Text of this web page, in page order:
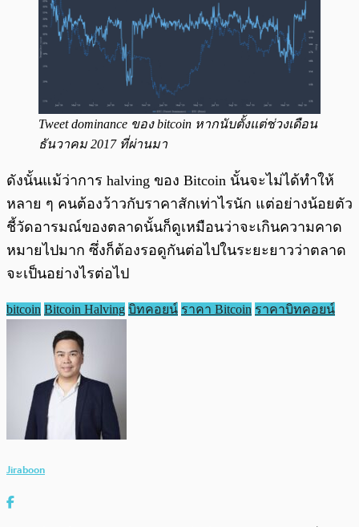
Tweet dominance ของ bitcoin หากนับตั้งแต่ช่วงเดือน
ธันวาคม 2017 ที่ผ่านมา
ดังนั้นแม้ว่าการ halving ของ Bitcoin นั้นจะไม่ได้ทำให้
หลาย ๆ คนต้องว้าวกับราคาสักเท่าไรนัก แต่อย่างน้อยตัว
ชี้วัดอารมณ์ของตลาดนั้นก็ดูเหมือนว่าจะเกินความคาด
หมายไปมาก ซึ่งก็ต้องรอดูกันต่อไปในระยะยาวว่าตลาด
จะเป็นอย่างไรต่อไป
bitcoin Bitcoin Halving บิทคอยน์ ราคา Bitcoin ราคาบิทคอยน์
Jiraboon